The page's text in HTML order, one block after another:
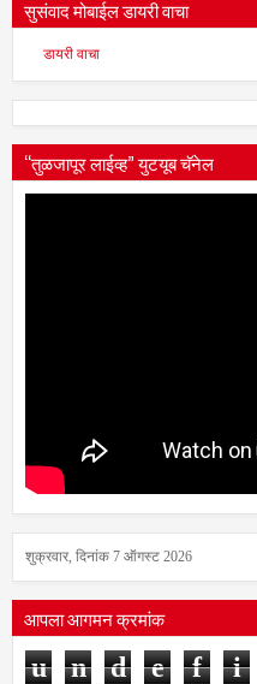
सुसंवाद मोबाईल डायरी वाचा
डायरी वाचा
“तुळजापूर लाईव्ह” युटयूब चॅनेल
शुक्रवार, दिनांक 7 ऑगस्ट 2026
आपला आगमन क्रमांक
u n d e f i